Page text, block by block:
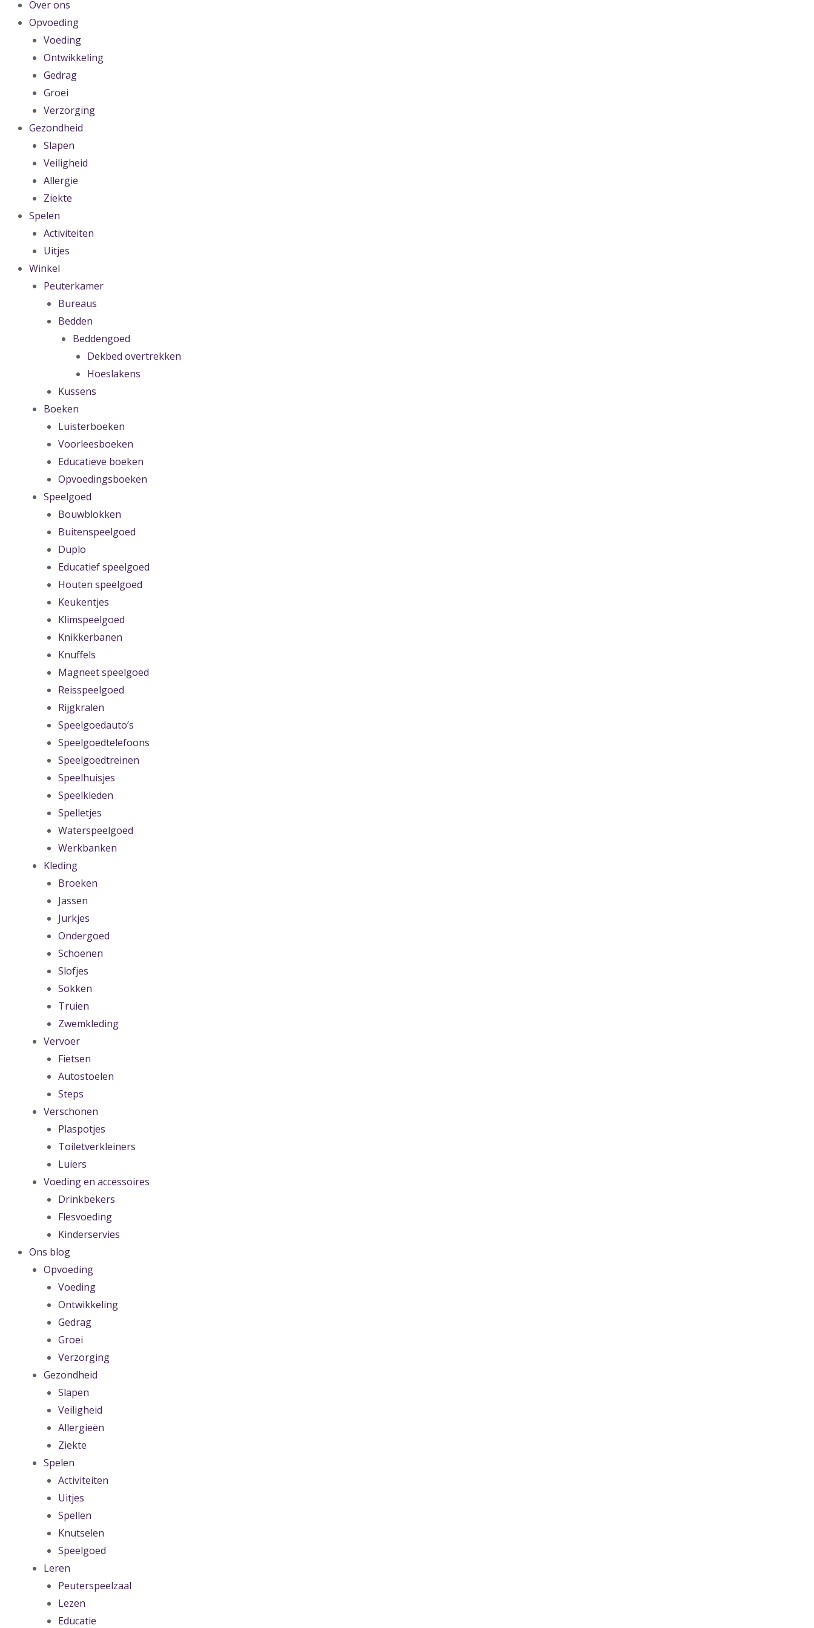
Over ons
Opvoeding
Voeding
Ontwikkeling
Gedrag
Groei
Verzorging
Gezondheid
Slapen
Veiligheid
Allergie
Ziekte
Spelen
Activiteiten
Uitjes
Winkel
Peuterkamer
Bureaus
Bedden
Beddengoed
Dekbed overtrekken
Hoeslakens
Kussens
Boeken
Luisterboeken
Voorleesboeken
Educatieve boeken
Opvoedingsboeken
Speelgoed
Bouwblokken
Buitenspeelgoed
Duplo
Educatief speelgoed
Houten speelgoed
Keukentjes
Klimspeelgoed
Knikkerbanen
Knuffels
Magneet speelgoed
Reisspeelgoed
Rijgkralen
Speelgoedauto’s
Speelgoedtelefoons
Speelgoedtreinen
Speelhuisjes
Speelkleden
Spelletjes
Waterspeelgoed
Werkbanken
Kleding
Broeken
Jassen
Jurkjes
Ondergoed
Schoenen
Slofjes
Sokken
Truien
Zwemkleding
Vervoer
Fietsen
Autostoelen
Steps
Verschonen
Plaspotjes
Toiletverkleiners
Luiers
Voeding en accessoires
Drinkbekers
Flesvoeding
Kinderservies
Ons blog
Opvoeding
Voeding
Ontwikkeling
Gedrag
Groei
Verzorging
Gezondheid
Slapen
Veiligheid
Allergieën
Ziekte
Spelen
Activiteiten
Uitjes
Spellen
Knutselen
Speelgoed
Leren
Peuterspeelzaal
Lezen
Educatie